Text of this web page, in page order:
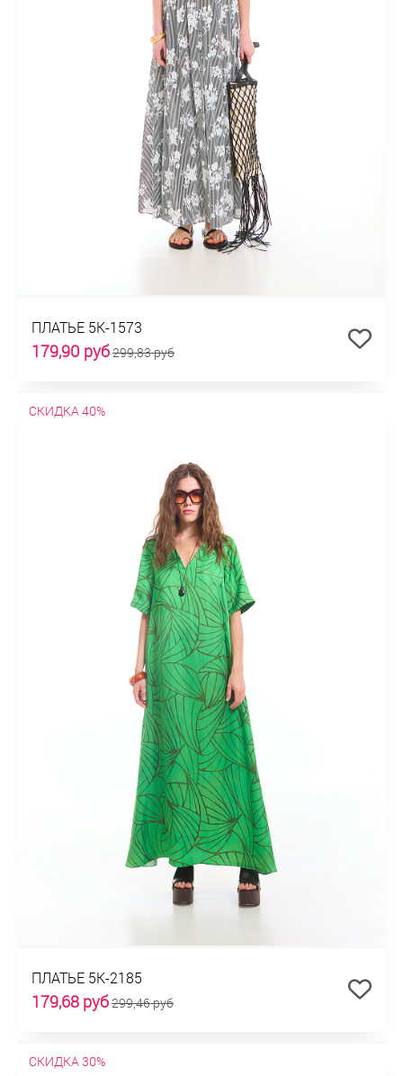
ПЛАТЬЕ 5К-1573
179,90 руб299,83 руб
СКИДКА 40%
ПЛАТЬЕ 5К-2185
179,68 руб299,46 руб
СКИДКА 30%